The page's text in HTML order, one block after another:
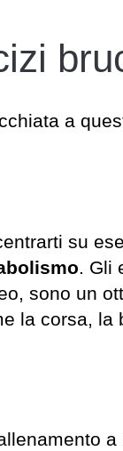
a
su
. Gli
sono un
la corsa,